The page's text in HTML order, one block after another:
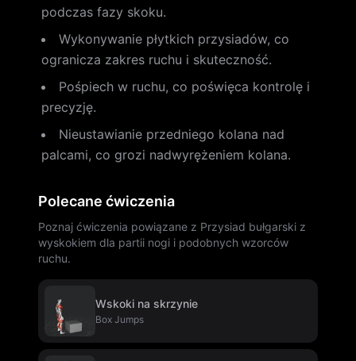
podczas fazy skoku.
Wykonywanie płytkich przysiadów, co
ogranicza zakres ruchu i skuteczność.
Pośpiech w ruchu, co poświęca kontrolę i
precyzję.
Nieustawianie przedniego kolana nad
palcami, co grozi nadwyrężeniem kolana.
Polecane ćwiczenia
Poznaj ćwiczenia powiązane z Przysiad bułgarski z
wyskokiem dla partii nogi i podobnych wzorców
ruchu.
Wskoki na skrzynie
Box Jumps